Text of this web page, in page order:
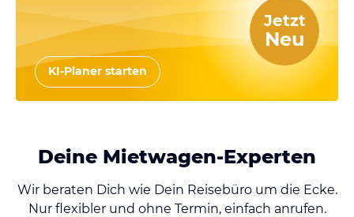
Jetzt
Neu
KI-Planer starten
Deine Mietwagen-Experten
Wir beraten Dich wie Dein Reisebüro um die Ecke.
Nur flexibler und ohne Termin, einfach anrufen.